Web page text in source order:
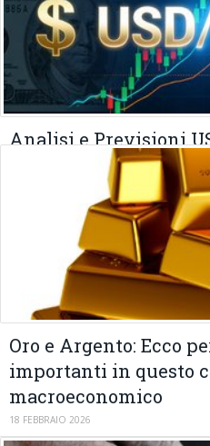
Analisi e Previsioni
Oro e Argento: Ecco
importanti in questo
macroeconomico
18 FEBBRAIO 2026